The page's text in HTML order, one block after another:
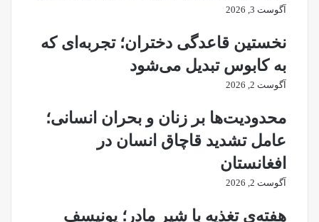
آگوست 3, 2026
نخستین قاعدگی دختران؛ تجربه‌‌ای که
به کابوس تبدیل می‌شود
آگوست 2, 2026
محدودیت‌ها بر زنان و بحران انسانی؛
عامل تشدید قاچاق انسان در
افغانستان
آگوست 2, 2026
هفته‌ی تغذیه با شیر مادر؛ یونیسف